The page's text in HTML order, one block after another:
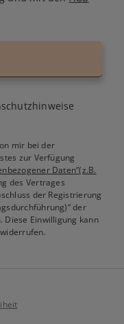
mir bei der
zur Verfügung
Daten“(z.B.
des Vertrages
der Registrierung
der
Diese Einwilligung kann